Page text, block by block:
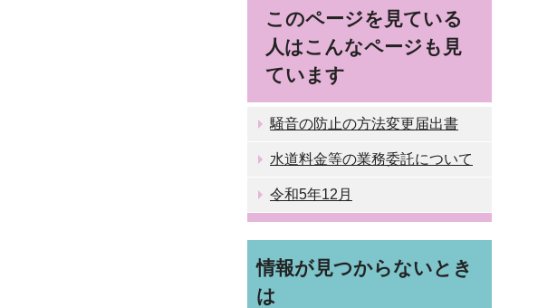
このページを見ている
人はこんなページも見
ています
騒音の防止の方法変更届出書
水道料金等の業務委託について
令和5年12月
情報が見つからないとき
は